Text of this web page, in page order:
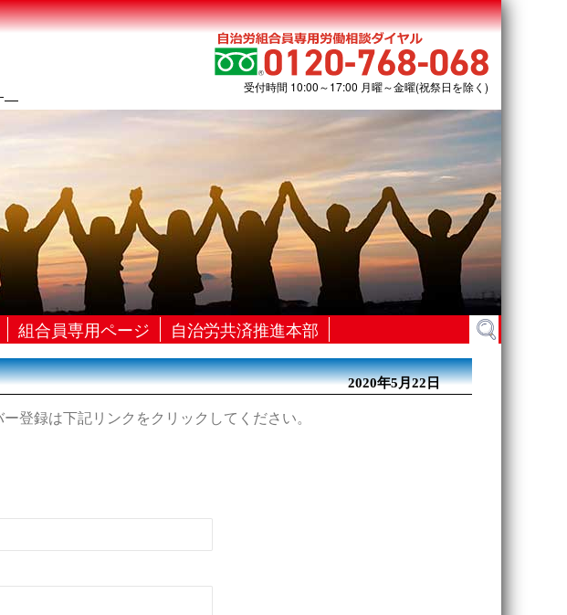
―
受付時間 10:00～17:00 月曜～金曜(祝祭日を除く)
組合員専用ページ 自治労共済推進本部
検
索:
2020年5月22日
登録は下記リンクをクリックしてください。